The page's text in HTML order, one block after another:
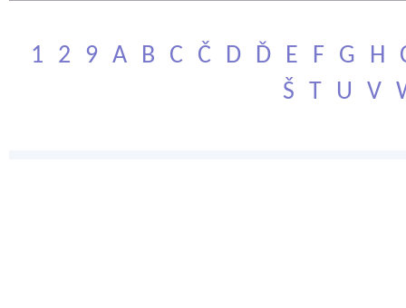
1 2 9 A B C Č D Ď E F G H
Š
T U V